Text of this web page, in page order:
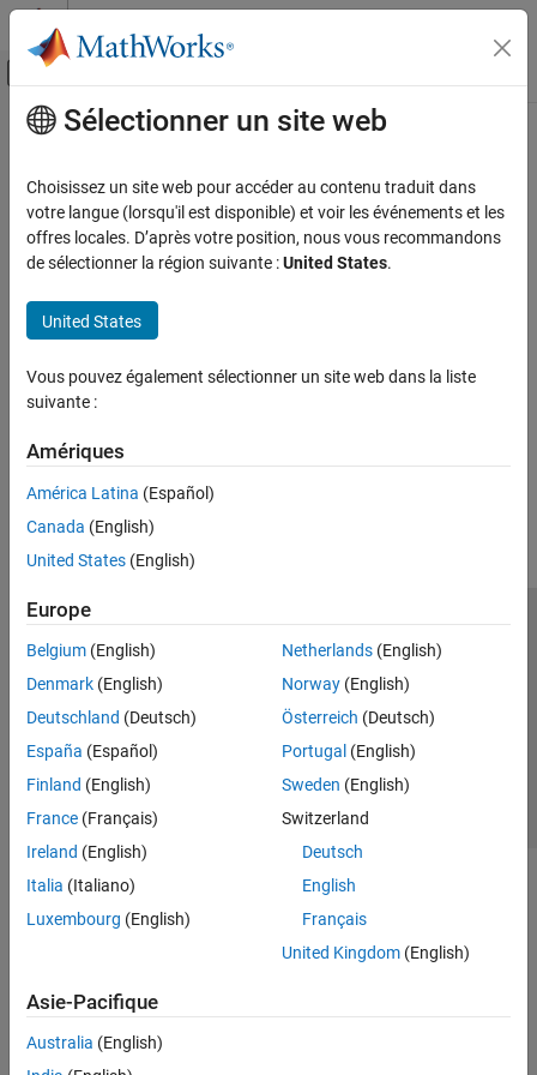
Passer au contenu
Activer/désactiver l'affichage du menu
Accueil de la documentation
Contenu principal
How useful was this information?
Sélectionner un site web
Choisissez un site web pour accéder au contenu traduit dans
votre langue (lorsqu'il est disponible) et voir les événements et les
offres locales. D’après votre position, nous vous recommandons
de sélectionner la région suivante :United States.
United States
Vous pouvez également sélectionner un site web dans la liste
suivante :
Amériques
América Latina (Español)
Canada (English)
United States (English)
Europe
Belgium (English)
Denmark (English)
Deutschland (Deutsch)
España (Español)
Finland (English)
France (Français)
Ireland (English)
Italia (Italiano)
Luxembourg (English)
Netherlands(English)
Norway(English)
Österreich (Deutsch)
Portugal (English)
Sweden (English)
Switzerland
Deutsch
English
Français
United Kingdom(English)
Asie-Pacifique
Australia (English)
Lutte anti-piratage
Contacts locaux
© 1994-2026 The MathWorks, Inc.